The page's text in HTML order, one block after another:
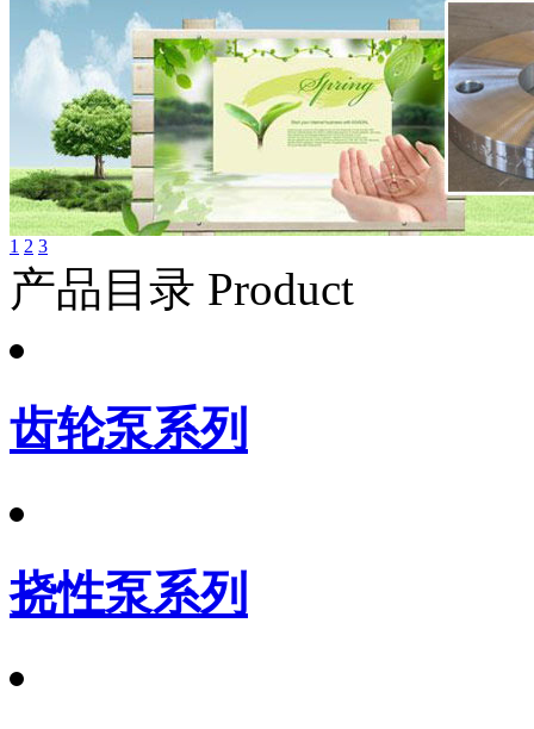
1 2 3
产品目录 Product
齿轮泵系列
挠性泵系列